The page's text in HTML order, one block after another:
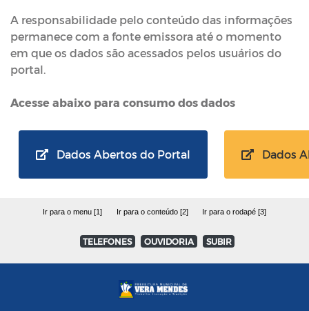
A responsabilidade pelo conteúdo das informações
permanece com a fonte emissora até o momento
em que os dados são acessados pelos usuários do
portal.
Acesse abaixo para consumo dos dados
Dados Abertos do Portal Dados
Ir para o menu [1] Ir para o conteúdo [2] Ir para o rodapé [3]
TELEFONES OUVIDORIA SUBIR